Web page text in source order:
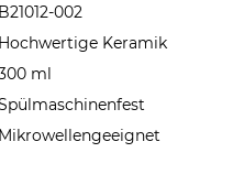
B21012-002
Hochwertige Keramik
ml
Mikrowellengeeignet